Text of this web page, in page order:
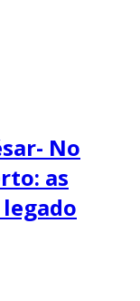
No
as